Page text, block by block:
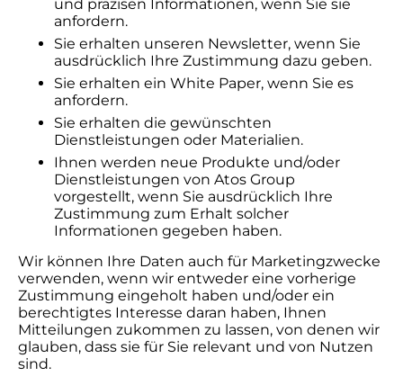
und präzisen Informationen, wenn Sie sie
anfordern.
Sie erhalten unseren Newsletter, wenn Sie
ausdrücklich Ihre Zustimmung dazu geben.
Sie erhalten ein White Paper, wenn Sie es
anfordern.
Sie erhalten die gewünschten
Dienstleistungen oder Materialien.
Ihnen werden neue Produkte und/oder
Dienstleistungen von Atos Group
vorgestellt, wenn Sie ausdrücklich Ihre
Zustimmung zum Erhalt solcher
Informationen gegeben haben.
Wir können Ihre Daten auch für Marketingzwecke
verwenden, wenn wir entweder eine vorherige
Zustimmung eingeholt haben und/oder ein
berechtigtes Interesse daran haben, Ihnen
Mitteilungen zukommen zu lassen, von denen wir
glauben, dass sie für Sie relevant und von Nutzen
sind.